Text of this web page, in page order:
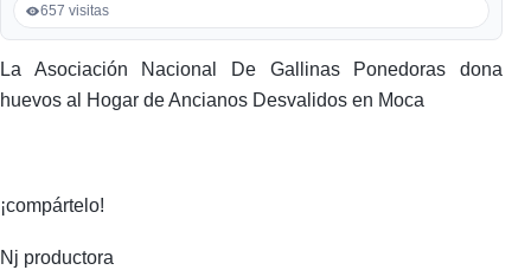
657 visitas
La Asociación Nacional De Gallinas Ponedoras dona
huevos al Hogar de Ancianos Desvalidos en Moca
¡compártelo!
Nj productora